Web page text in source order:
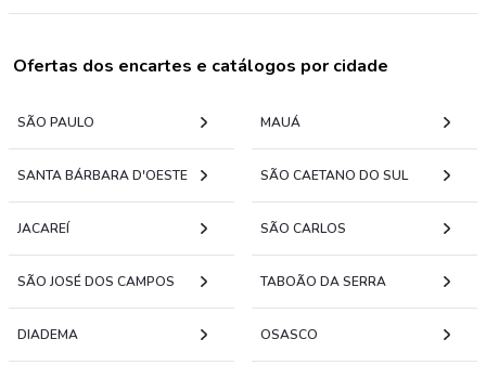
Ofertas dos encartes e catálogos por cidade
SÃO PAULO MAUÁ
SANTA BÁRBARA D'OESTE SÃO CAETANO DO SUL
JACAREÍ SÃO CARLOS
SÃO JOSÉ DOS CAMPOS TABOÃO DA SERRA
DIADEMA OSASCO